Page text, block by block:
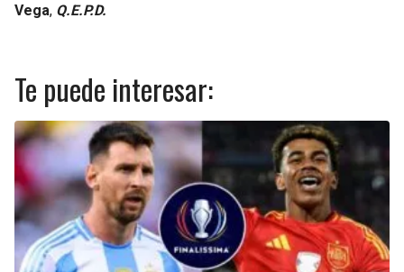
Vega, Q.E.P.D.
Te puede interesar: